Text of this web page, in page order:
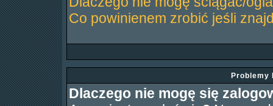
Co powinienem zrobić jeśli
Problemy
Dlaczego nie mogę się